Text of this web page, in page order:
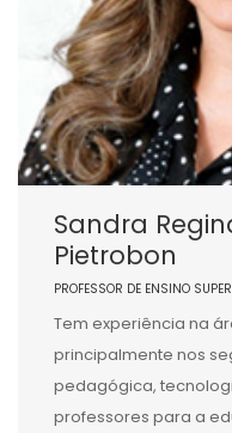
Sandra
Pietrobon
PROFESSOR DE ENSINO
Tem experiência na
principalmente nos
pedagógica,
professores para a